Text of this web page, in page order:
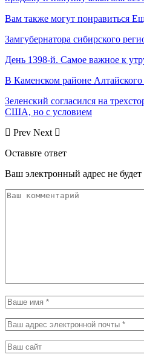
Вам также могут понравиться
Замгубернатора сибирского
День 1398-й. Самое важное к
В Каменском районе Алтайского
Зеленский согласился на
США, но с условием
Prev Next
Оставьте ответ
Ваш электронный адрес не